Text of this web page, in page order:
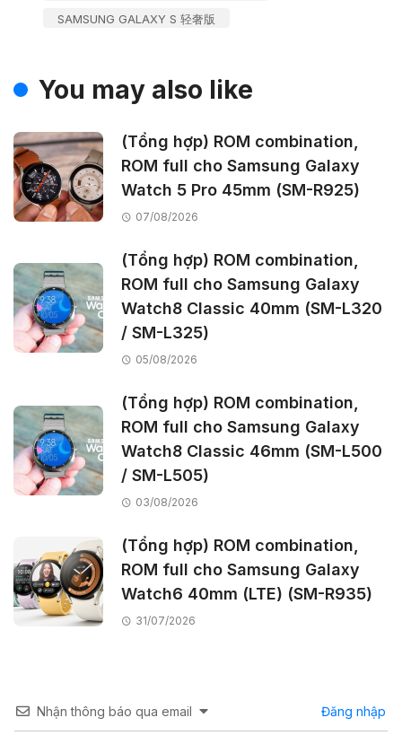
SAMSUNG GALAXY S 轻奢版
You may also like
(Tổng hợp) ROM combination,
ROM full cho Samsung Galaxy
Watch 5 Pro 45mm (SM-R925)
07/08/2026
(Tổng hợp) ROM combination,
ROM full cho Samsung Galaxy
Watch8 Classic 40mm (SM-L320
/ SM-L325)
05/08/2026
(Tổng hợp) ROM combination,
ROM full cho Samsung Galaxy
Watch8 Classic 46mm (SM-L500
/ SM-L505)
03/08/2026
(Tổng hợp) ROM combination,
ROM full cho Samsung Galaxy
Watch6 40mm (LTE) (SM-R935)
31/07/2026
Nhận thông báo qua email Đăng nhập